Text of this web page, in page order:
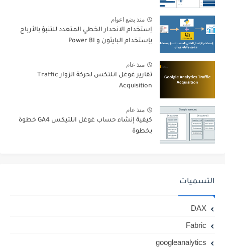
منذ بضع اعوام
إستخدام الانحدار الخطي المتعدد للتنبؤ بالأرباح
بإستخدام البايثون و Power BI
منذ عام
تقارير غوغل انلتكس لحركة الزوار Traffic
Acquisition
منذ عام
كيفية إنشاء حساب غوغل انلتيكس GA4 خطوة
بخطوة
التسميات
DAX
Fabric
googleanalytics